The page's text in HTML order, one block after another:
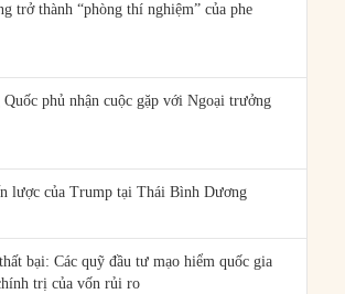
trở thành “phòng thí nghiệm” của phe
phủ nhận cuộc gặp với Ngoại trưởng
lược của Trump tại Thái Bình Dương
bại: Các quỹ đầu tư mạo hiểm quốc gia
trị của vốn rủi ro